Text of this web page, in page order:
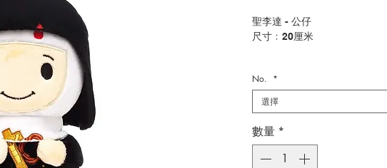
聖李達 - 公仔
尺寸﹕20厘米
Size: 20CM
分類：毛公仔
Category：PLUSH
No. 1131018158
No. *
選擇
數量 *